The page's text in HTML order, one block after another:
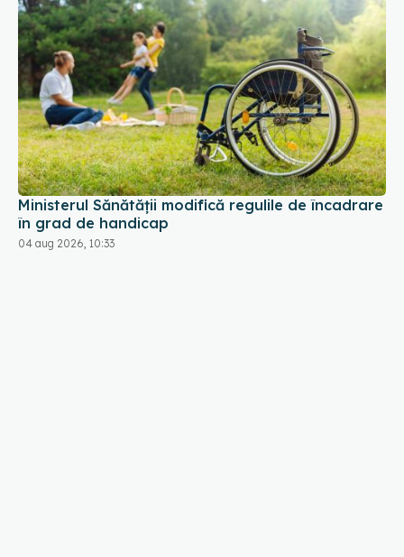
Ministerul Sănătății modifică regulile de încadrare
în grad de handicap
04 aug 2026, 10:33